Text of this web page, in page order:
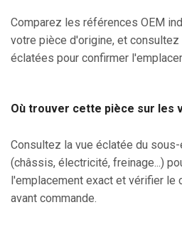
Comparez les références OEM
votre pièce d'origine, et
éclatées pour confirmer
Où trouver cette pièce sur les
Consultez la vue éclatée du
(châssis, électricité, freinage...)
l'emplacement exact et vérifier le
avant commande.